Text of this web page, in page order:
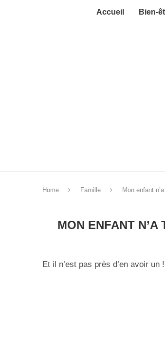
Accueil Bien-
Home Famille Mon enfant
MON ENFANT
Et il n’est pas près d’en avoir un !